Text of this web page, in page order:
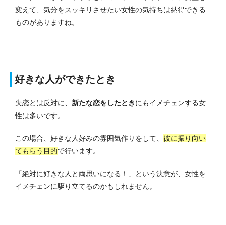
変えて、気分をスッキリさせたい女性の気持ちは納得できる
ものがありますね。
好きな人ができたとき
失恋とは反対に、 新たな恋をしたときにもイメチェンする女
性は多いです。
この場合、好きな人好みの雰囲気作りをして、 彼に振り向い
てもらう目的で行います。
「絶対に好きな人と両思いになる！」という決意が、女性を
イメチェンに駆り立てるのかもしれません。